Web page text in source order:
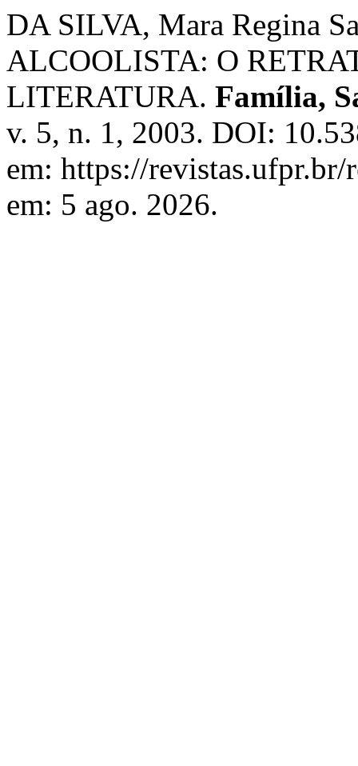
DA SILVA, Mara Regina
ALCOOLISTA: O
LITERATURA. Família,
v. 5, n. 1, 2003. DOI:
em: https://
em: 5 ago. 2026.